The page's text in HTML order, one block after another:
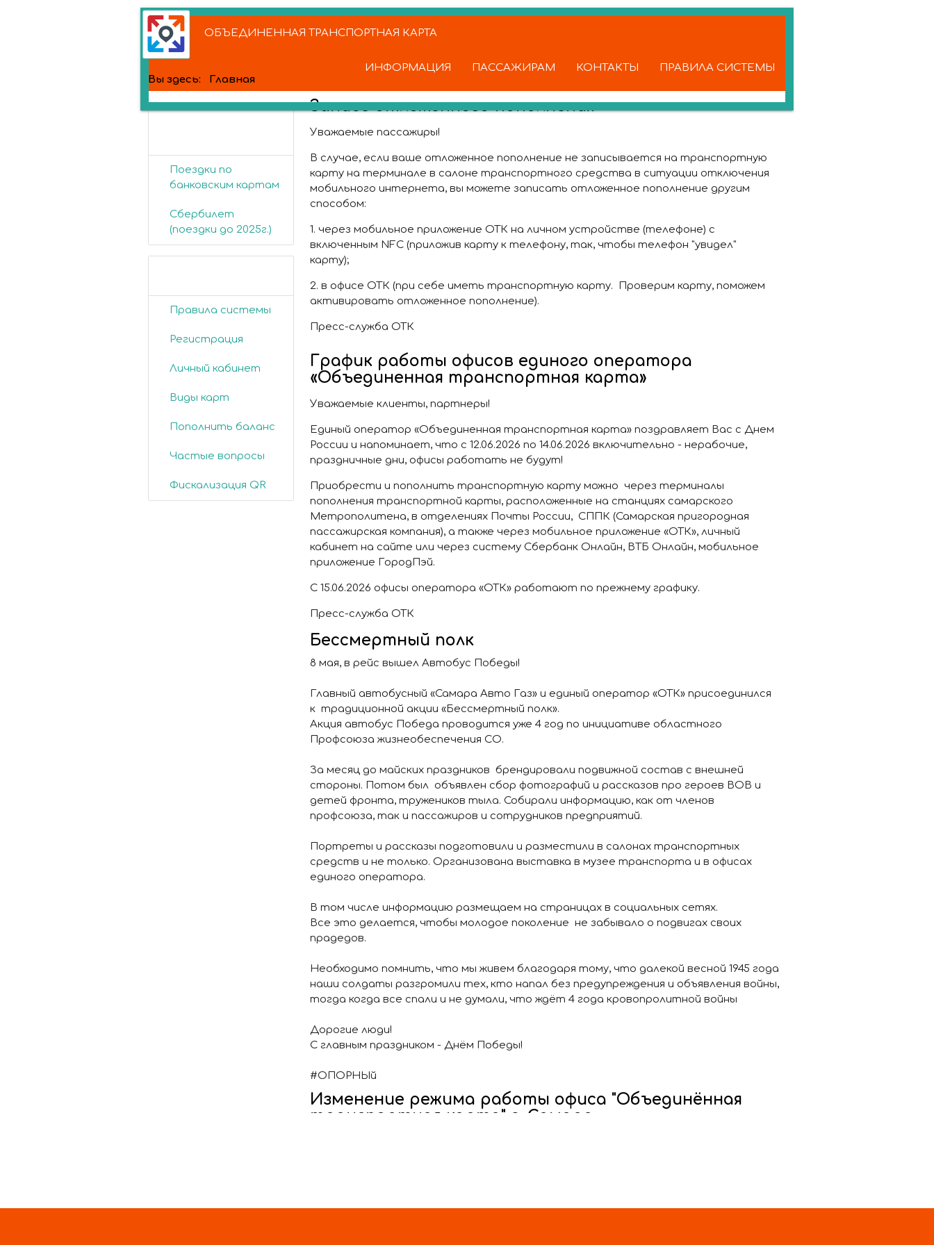
ОБЪЕДИНЕННАЯ ТРАНСПОРТНАЯ КАРТА
ИНФОРМАЦИЯ ПАССАЖИРАМ КОНТАКТЫ
ПРАВИЛА СИСТЕМЫ
Вы здесь: Главная
Поездки по
банковским картам
Сбербилет
(поездки до 2025г.)
Правила системы
Регистрация
Личный кабинет
Виды карт
Пополнить баланс
Частые вопросы
Фискализация QR
Запись отложенного пополнения
Уважаемые пассажиры!
В случае, если ваше отложенное пополнение не записывается на транспортную
карту на терминале в салоне транспортного средства в ситуации отключения
мобильного интернета, вы можете записать отложенное пополнение другим
способом:
1. через мобильное приложение ОТК на личном устройстве (телефоне) с
включенным NFC (приложив карту к телефону, так, чтобы телефон "увидел"
карту);
2. в офисе ОТК (при себе иметь транспортную карту. Проверим карту, поможем
активировать отложенное пополнение).
Пресс-служба ОТК
График работы офисов единого оператора
«Объединенная транспортная карта»
Уважаемые клиенты, партнеры!
Единый оператор «Объединенная транспортная карта» поздравляет Вас с Днем
России и напоминает, что с 12.06.2026 по 14.06.2026 включительно - нерабочие,
праздничные дни, офисы работать не будут!
Приобрести и пополнить транспортную карту можно через терминалы
пополнения транспортной карты, расположенные на станциях самарского
Метрополитена, в отделениях Почты России, СППК (Самарская пригородная
пассажирская компания), а также через мобильное приложение «ОТК», личный
кабинет на сайте или через систему Сбербанк Онлайн, ВТБ Онлайн, мобильное
приложение ГородПэй.
С 15.06.2026 офисы оператора «ОТК» работают по прежнему графику.
Пресс-служба ОТК
Бессмертный полк
8 мая, в рейс вышел Автобус Победы!
Главный автобусный «Самара Авто Газ» и единый оператор «ОТК» присоединился
к традиционной акции «Бессмертный полк».
Акция автобус Победа проводится уже 4 год по инициативе областного
Профсоюза жизнеобеспечения СО.
За месяц до майских праздников брендировали подвижной состав с внешней
стороны. Потом был объявлен сбор фотографий и рассказов про героев ВОВ и
детей фронта, тружеников тыла. Собирали информацию, как от членов
профсоюза, так и пассажиров и сотрудников предприятий.
Портреты и рассказы подготовили и разместили в салонах транспортных
средств и не только. Организована выставка в музее транспорта и в офисах
единого оператора.
В том числе информацию размещаем на страницах в социальных сетях.
Все это делается, чтобы молодое поколение не забывало о подвигах своих
прадедов.
Необходимо помнить, что мы живем благодаря тому, что далекой весной 1945 года
наши солдаты разгромили тех, кто напал без предупреждения и объявления войны,
тогда когда все спали и не думали, что ждёт 4 года кровопролитной войны
Дорогие люди!
С главным праздником - Днём Победы!
#ОПОРНЫй
Изменение режима работы офиса "Объединённая
транспортная карта" г. Самара